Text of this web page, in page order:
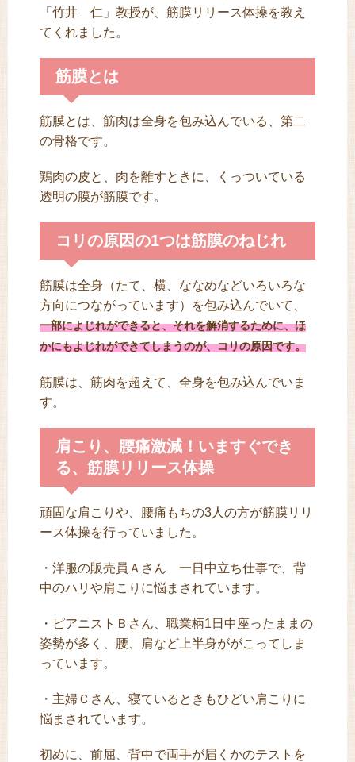
「竹井 仁」教授が、筋膜リリース体操を教え
てくれました。
筋膜とは
筋膜とは、筋肉は全身を包み込んでいる、第二
の骨格です。
鶏肉の皮と、肉を離すときに、くっついている
透明の膜が筋膜です。
コリの原因の1つは筋膜のねじれ
筋膜は全身（たて、横、ななめなどいろいろな
方向につながっています）を包み込んでいて、
一部によじれができると、それを解消するために、ほ
かにもよじれができてしまうのが、コリの原因です。
筋膜は、筋肉を超えて、全身を包み込んでいま
す。
肩こり、腰痛激減！いますぐでき
る、筋膜リリース体操
頑固な肩こりや、腰痛もちの3人の方が筋膜リリ
ース体操を行っていました。
・洋服の販売員Ａさん 一日中立ち仕事で、背
中のハリや肩こりに悩まされています。
・ピアニストＢさん、職業柄1日中座ったままの
姿勢が多く、腰、肩など上半身ががこってしま
っています。
・主婦Ｃさん、寝ているときもひどい肩こりに
悩まされています。
初めに、前屈、背中で両手が届くかのテストを